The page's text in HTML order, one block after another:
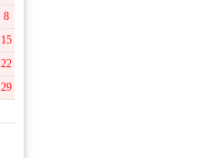
8
15
22
29